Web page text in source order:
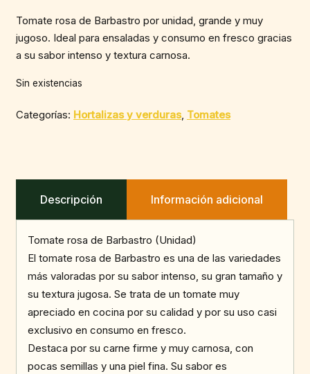
Tomate rosa de Barbastro por unidad, grande y muy
jugoso. Ideal para ensaladas y consumo en fresco gracias
a su sabor intenso y textura carnosa.
Sin existencias
Categorías: Hortalizas y verduras, Tomates
Descripción Información adicional
Tomate rosa de Barbastro (Unidad)
El tomate rosa de Barbastro es una de las variedades
más valoradas por su sabor intenso, su gran tamaño y
su textura jugosa. Se trata de un tomate muy
apreciado en cocina por su calidad y por su uso casi
exclusivo en consumo en fresco.
Destaca por su carne firme y muy carnosa, con
pocas semillas y una piel fina. Su sabor es